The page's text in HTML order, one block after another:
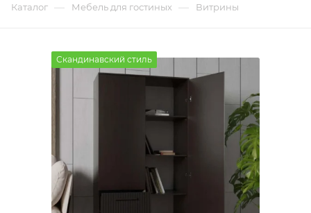
Каталог — Мебель для гостиных — Витрины
Скандинавский стиль